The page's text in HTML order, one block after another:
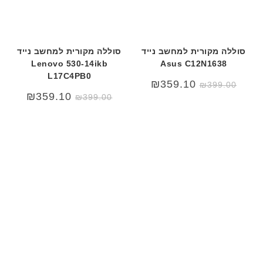
סוללה מקורית למחשב נייד
Asus C12N1638
₪399.00
₪359.10
סוללה מקורית למחשב נייד
Lenovo 530-14ikb
L17C4PB0
₪399.00
₪359.10